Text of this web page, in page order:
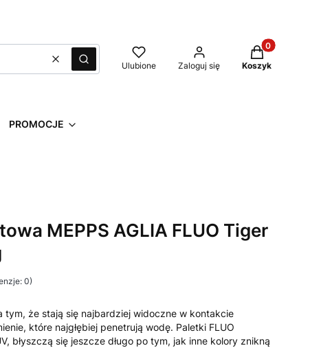
WyczyśćSzukaj Ulubione Zaloguj się
Produkty w
Koszyk
PROMOCJE
MEPPS AGLIA FLUO Tiger
0)
tym, że stają się najbardziej widoczne w kontakcie
które najgłębiej penetrują wodę. Paletki FLUO
błyszczą się jeszcze długo po tym, jak inne kolory znikną